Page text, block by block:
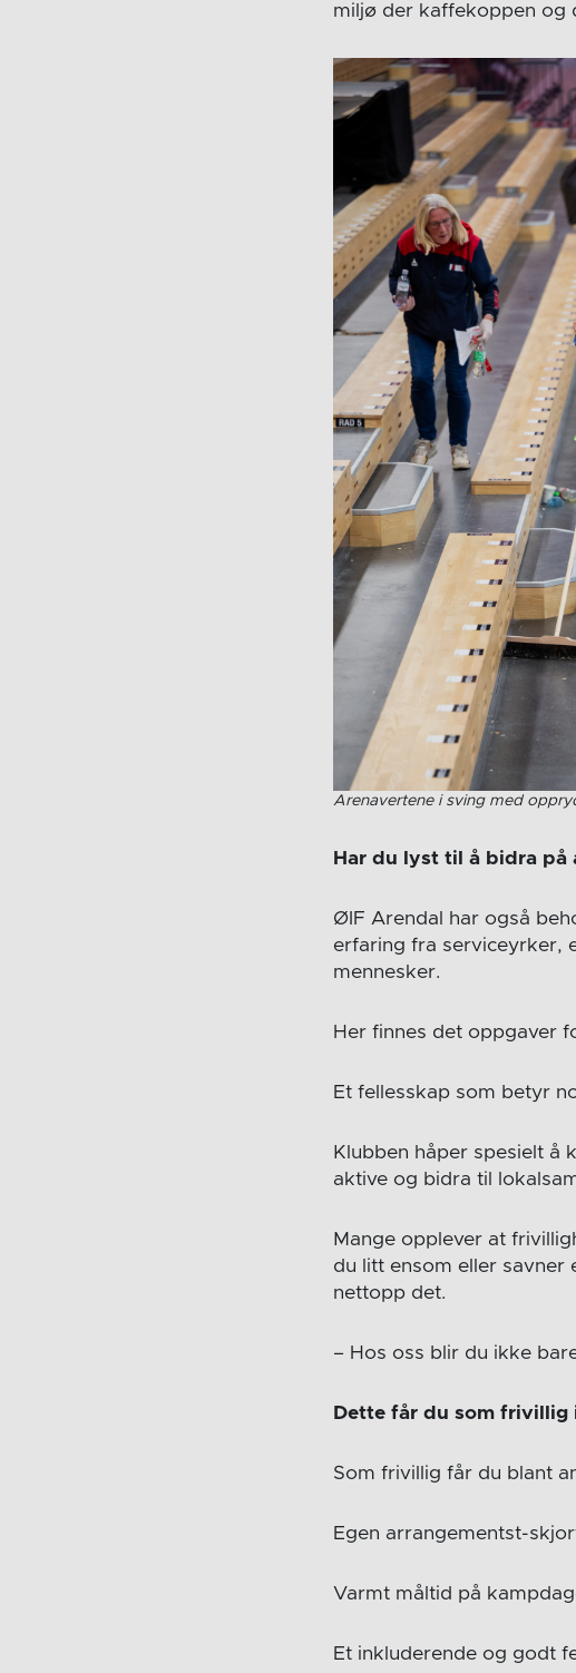
miljø der kaffekoppen og
Arenavertene i sving med
Har du lyst til å bidra på
ØIF Arendal har også
erfaring fra serviceyrker,
mennesker.
Her finnes det oppgaver
Et fellesskap som betyr
Klubben håper spesielt
aktive og bidra til
Mange opplever at
du litt ensom eller
nettopp det.
– Hos oss blir du ikke
Dette får du som frivillig
Som frivillig får du blant
Egen arrangementst-
Varmt måltid på
Et inkluderende og godt